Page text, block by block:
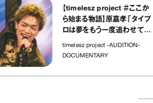
【timelesz project ＃ここか
ら始まる物語】原嘉孝「タイプ
ロは夢をもう一度追わせてく
れた場所」
timelesz project -AUDITION-
DOCUMENTARY